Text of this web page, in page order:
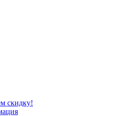
скидку!